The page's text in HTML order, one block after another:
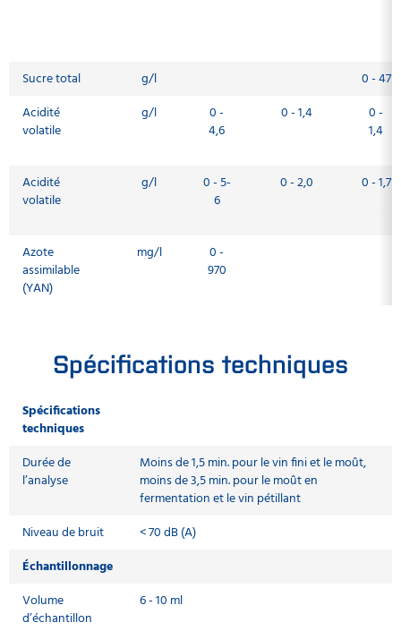
Sucre total g/l
0 - 47
Acidité
volatile
g/l
0 -
4,6
0 - 1,4
0 -
1,4
Acidité
volatile
g/l
0 - 5-
6
0 - 2,0 0 - 1,7
Azote
assimilable
(YAN)
mg/l
0 -
970
Spécifications techniques
Spécifications
techniques
Durée de
l’analyse
Moins de 1,5 min. pour le vin fini et le moût,
moins de 3,5 min. pour le moût en
fermentation et le vin pétillant
Niveau de bruit
< 70 dB (A)
Échantillonnage
Volume
d’échantillon
6 - 10 ml